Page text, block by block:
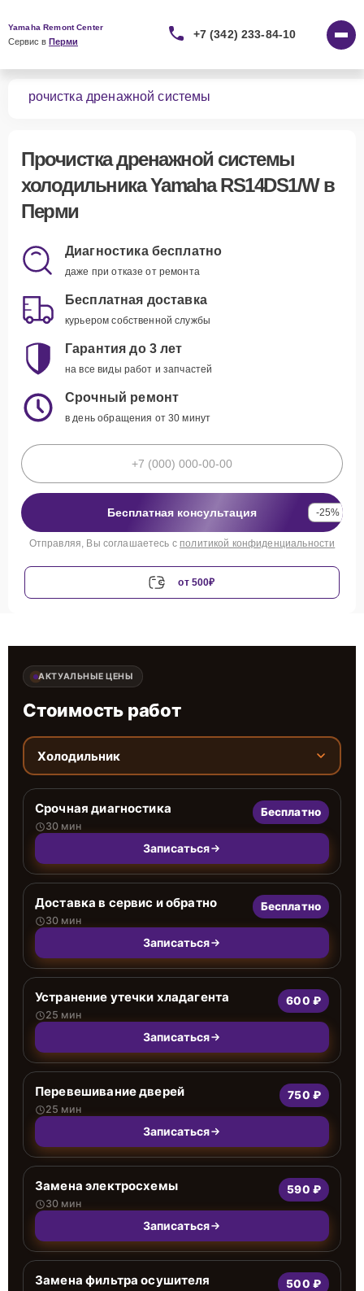
Yamaha Remont Center
Сервис в Перми
+7 (342) 233-84-10
Прочистка дренажной системы
Прочистка дренажной системы
холодильника Yamaha RS14DS1/W в
Перми
Диагностика бесплатно
даже при отказе от ремонта
Бесплатная доставка
курьером собственной службы
Гарантия до 3 лет
на все виды работ и запчастей
Срочный ремонт
в день обращения от 30 минут
Бесплатная консультация -25%
Отправляя, Вы соглашаетесь с политикой конфиденциальности
от 500₽
АКТУАЛЬНЫЕ ЦЕНЫ
Стоимость работ
Холодильник
Срочная диагностика
30 мин
Бесплатно
Записаться
Доставка в сервис и обратно
30 мин
Бесплатно
Записаться
Устранение утечки хладагента
25 мин
600 ₽
Записаться
Перевешивание дверей
25 мин
750 ₽
Записаться
Замена электросхемы
30 мин
590 ₽
Записаться
Замена фильтра осушителя 500 ₽